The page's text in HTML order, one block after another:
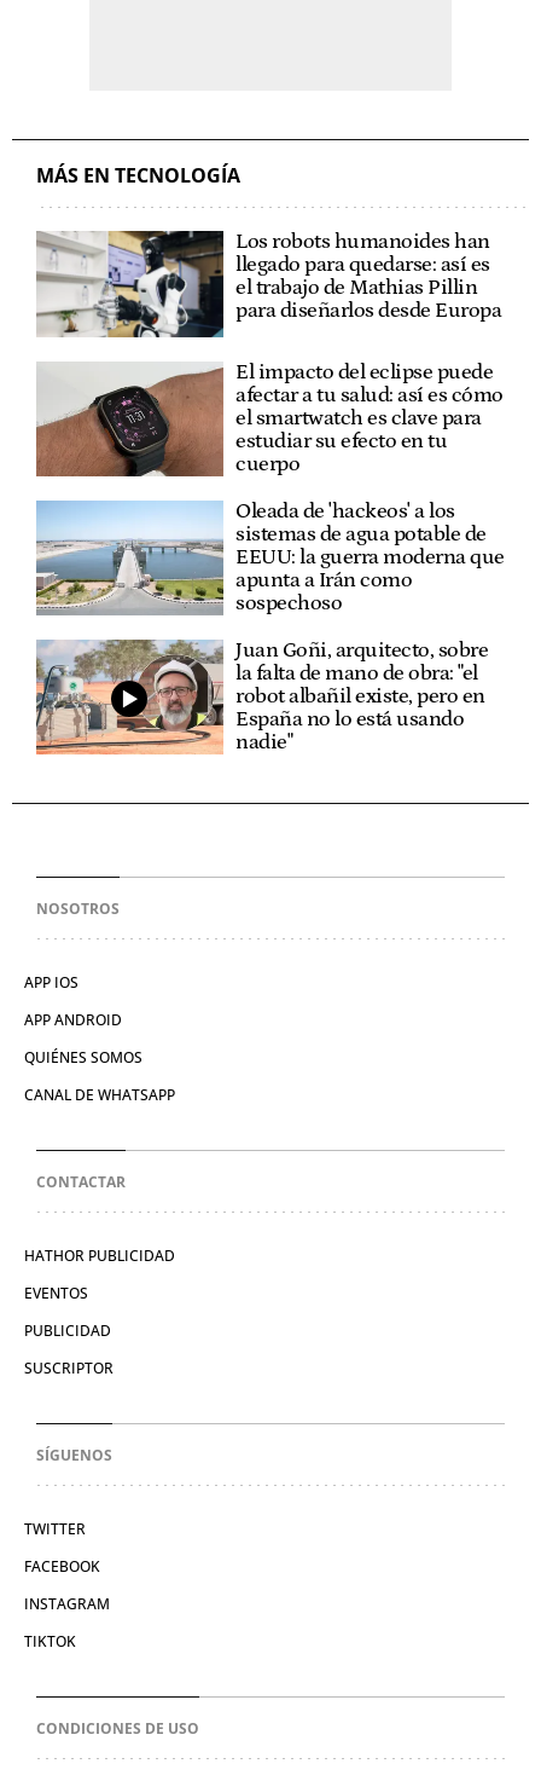
MÁS EN TECNOLOGÍA
Los robots humanoides han
llegado para quedarse: así es
el trabajo de Mathias Pillin
para diseñarlos desde Europa
El impacto del eclipse puede
afectar a tu salud: así es cómo
el smartwatch es clave para
estudiar su efecto en tu
cuerpo
Oleada de 'hackeos' a los
sistemas de agua potable de
EEUU: la guerra moderna que
apunta a Irán como
sospechoso
Juan Goñi, arquitecto, sobre
la falta de mano de obra: "el
robot albañil existe, pero en
España no lo está usando
nadie"
NOSOTROS
APP IOS
APP ANDROID
QUIÉNES SOMOS
CANAL DE WHATSAPP
CONTACTAR
HATHOR PUBLICIDAD
EVENTOS
PUBLICIDAD
SUSCRIPTOR
SÍGUENOS
TWITTER
FACEBOOK
INSTAGRAM
TIKTOK
CONDICIONES DE USO